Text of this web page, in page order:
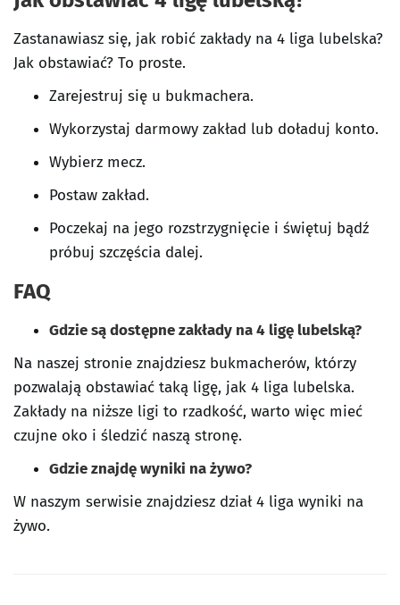
Zastanawiasz się, jak robić zakłady na 4 liga lubelska?
Jak obstawiać? To proste.
Zarejestruj się u bukmachera.
Wykorzystaj darmowy zakład lub doładuj konto.
Wybierz mecz.
Postaw zakład.
Poczekaj na jego rozstrzygnięcie i świętuj bądź
próbuj szczęścia dalej.
FAQ
Gdzie są dostępne zakłady na 4 ligę lubelską?
Na naszej stronie znajdziesz bukmacherów, którzy
pozwalają obstawiać taką ligę, jak 4 liga lubelska.
Zakłady na niższe ligi to rzadkość, warto więc mieć
czujne oko i śledzić naszą stronę.
Gdzie znajdę wyniki na żywo?
W naszym serwisie znajdziesz dział 4 liga wyniki na
żywo.